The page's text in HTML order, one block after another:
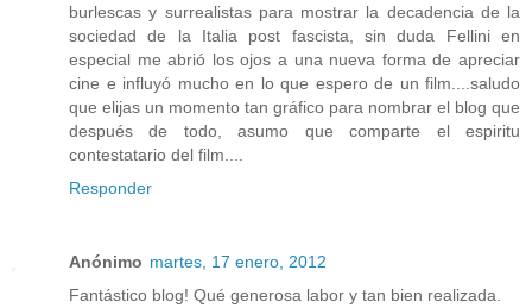
burlescas y surrealistas para mostrar la decadencia de la
sociedad de la Italia post fascista, sin duda Fellini en
especial me abrió los ojos a una nueva forma de apreciar
cine e influyó mucho en lo que espero de un film....saludo
que elijas un momento tan gráfico para nombrar el blog que
después de todo, asumo que comparte el espiritu
contestatario del film....
Responder
Anónimo martes, 17 enero, 2012
Fantástico blog! Qué generosa labor y tan bien realizada.